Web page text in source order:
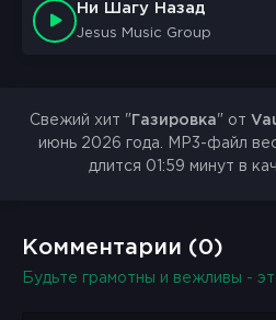
Ни Шагу Назад
Jesus Music Group
Свежий хит " Газировка" от
июнь 2026 года. MP3-файл
длится 01:59 минут в
Комментарии (0)
Будьте грамотны и вежливы -